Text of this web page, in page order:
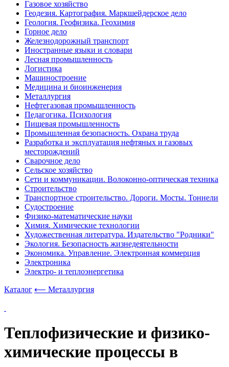
Газовое хозяйство
Геодезия. Картография. Маркшейдерское дело
Геология. Геофизика. Геохимия
Горное дело
Железнодорожный транспорт
Иностранные языки и словари
Лесная промышленность
Логистика
Машиностроение
Медицина и биоинженерия
Металлургия
Нефтегазовая промышленность
Педагогика. Психология
Пищевая промышленность
Промышленная безопасность. Охрана труда
Разработка и эксплуатация нефтяных и газовых
месторождений
Сварочное дело
Сельское хозяйство
Сети и коммуникации. Волоконно-оптическая техника
Строительство
Транспортное строительство. Дороги. Мосты. Тоннели
Судостроение
Физико-математические науки
Химия. Химические технологии
Художественная литература. Издательство "Родники"
Экология. Безопасность жизнедеятельности
Экономика. Управление. Электронная коммерция
Электроника
Электро- и теплоэнергетика
Каталог ⟵ Металлургия
Теплофизические и физико-
химические процессы в